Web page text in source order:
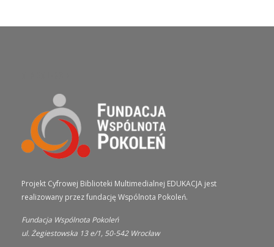
Projekt Cyfrowej Biblioteki Multimedialnej EDUKACJA jest
realizowany przez fundację Wspólnota Pokoleń.
Fundacja Wspólnota Pokoleń
ul. Żegiestowska 13 e/1, 50-542 Wrocław